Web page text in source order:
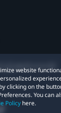
website
clicking on the
You can
Policy here.